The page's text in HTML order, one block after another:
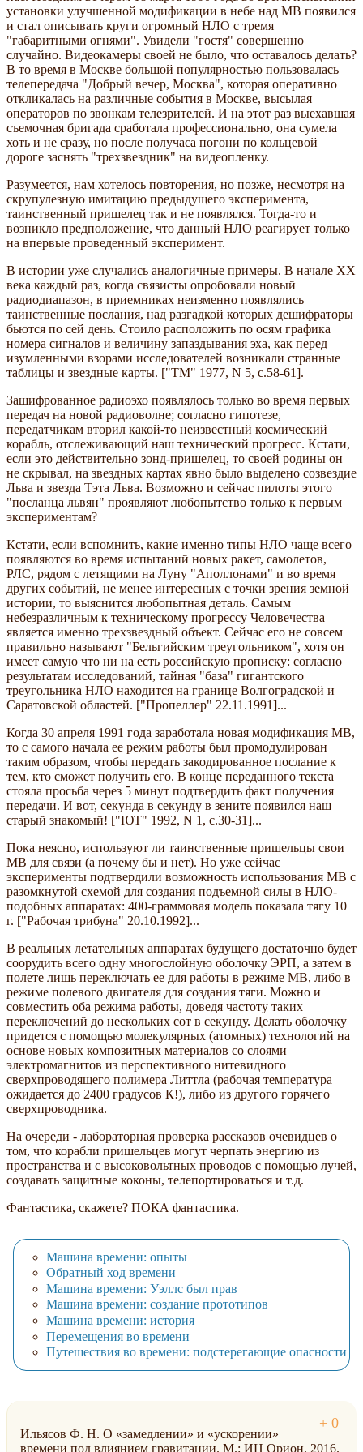
установки улучшенной модификации в небе над МВ появился
и стал описывать круги огромный НЛО с тремя
"габаритными огнями". Увидели "гостя" совершенно
случайно. Видеокамеры своей не было, что оставалось делать?
В то время в Москве большой популярностью пользовалась
телепередача "Добрый вечер, Москва", которая оперативно
откликалась на различные события в Москве, высылая
операторов по звонкам телезрителей. И на этот раз выехавшая
съемочная бригада сработала профессионально, она сумела
хоть и не сразу, но после получаса погони по кольцевой
дороге заснять "трехзвездник" на видеопленку.
Разумеется, нам хотелось повторения, но позже, несмотря на
скрупулезную имитацию предыдущего эксперимента,
таинственный пришелец так и не появлялся. Тогда-то и
возникло предположение, что данный НЛО реагирует только
на впервые проведенный эксперимент.
В истории уже случались аналогичные примеры. В начале ХХ
века каждый раз, когда связисты опробовали новый
радиодиапазон, в приемниках неизменно появлялись
таинственные послания, над разгадкой которых дешифраторы
бьются по сей день. Стоило расположить по осям графика
номера сигналов и величину запаздывания эха, как перед
изумленными взорами исследователей возникали странные
таблицы и звездные карты. ["ТМ" 1977, N 5, c.58-61].
Зашифрованное радиоэхо появлялось только во время первых
передач на новой радиоволне; согласно гипотезе,
передатчикам вторил какой-то неизвестный космический
корабль, отслеживающий наш технический прогресс. Кстати,
если это действительно зонд-пришелец, то своей родины он
не скрывал, на звездных картах явно было выделено созвездие
Льва и звезда Тэта Льва. Возможно и сейчас пилоты этого
"посланца львян" проявляют любопытство только к первым
экспериментам?
Кстати, если вспомнить, какие именно типы НЛО чаще всего
появляются во время испытаний новых ракет, самолетов,
РЛС, рядом с летящими на Луну "Аполлонами" и во время
других событий, не менее интересных с точки зрения земной
истории, то выяснится любопытная деталь. Самым
небезразличным к техническому прогрессу Человечества
является именно трехзвездный объект. Сейчас его не совсем
правильно называют "Бельгийским треугольником", хотя он
имеет самую что ни на есть российскую прописку: согласно
результатам исследований, тайная "база" гигантского
треугольника НЛО находится на границе Волгоградской и
Саратовской областей. ["Пропеллер" 22.11.1991]...
Когда 30 апреля 1991 года заработала новая модификация МВ,
то с самого начала ее режим работы был промодулирован
таким образом, чтобы передать закодированное послание к
тем, кто сможет получить его. В конце переданного текста
стояла просьба через 5 минут подтвердить факт получения
передачи. И вот, секунда в секунду в зените появился наш
старый знакомый! ["ЮТ" 1992, N 1, с.30-31]...
Пока неясно, используют ли таинственные пришельцы свои
МВ для связи (а почему бы и нет). Но уже сейчас
эксперименты подтвердили возможность использования МВ с
разомкнутой схемой для создания подъемной силы в НЛО-
подобных аппаратах: 400-граммовая модель показала тягу 10
г. ["Рабочая трибуна" 20.10.1992]...
В реальных летательных аппаратах будущего достаточно будет
соорудить всего одну многослойную оболочку ЭРП, а затем в
полете лишь переключать ее для работы в режиме МВ, либо в
режиме полевого двигателя для создания тяги. Можно и
совместить оба режима работы, доведя частоту таких
переключений до нескольких сот в секунду. Делать оболочку
придется с помощью молекулярных (атомных) технологий на
основе новых композитных материалов со слоями
электромагнитов из перспективного нитевидного
сверхпроводящего полимера Литтла (рабочая температура
ожидается до 2400 градусов К!), либо из другого горячего
сверхпроводника.
На очереди - лабораторная проверка рассказов очевидцев о
том, что корабли пришельцев могут черпать энергию из
пространства и с высоковольтных проводов с помощью лучей,
создавать защитные коконы, телепортироваться и т.д.
Фантастика, скажете? ПОКА фантастика.
Машина времени: опыты
Обратный ход времени
Машина времени: Уэллс был прав
Машина времени: создание прототипов
Машина времени: история
Перемещения во времени
Путешествия во времени: подстерегающие опасности
Ильясов Ф. Н. О «замедлении» и «ускорении»
времени под влиянием гравитации. М.: ИЦ Орион. 2016.